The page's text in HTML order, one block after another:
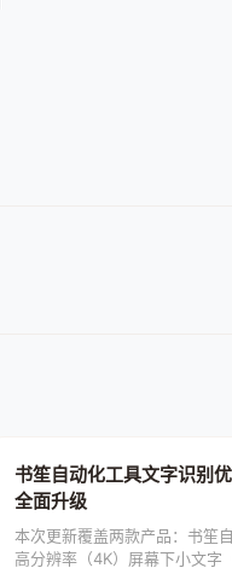
书笙自动化工具文字识别
全面升级
本次更新覆盖两款产品：书笙
高分辨率（4K）屏幕下小文字